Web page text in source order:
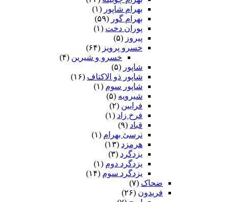
بهرام شاپور (۱)
بهرام گور (۵۹)
پوران دخت (۱)
پیروز (۵)
خسرو پرویز (۶۴)
خسرو و شیرین (۴)
شاپور (۵)
شاپور ذو الاکتاف (۱۶)
شاپور سوم‏ (۱)
شیرویه (۵)
فرایین (۲)
فرخ زاد (۱)
قباد (۹)
نرسئ بهرام‏ (۱)
هرمزد (۱۳)
یزدگرد (۳)
یزدگرد دوم (۱)
یزدگرد سوم (۱۴)
ضحاک (۷)
فریدون (۲۶)